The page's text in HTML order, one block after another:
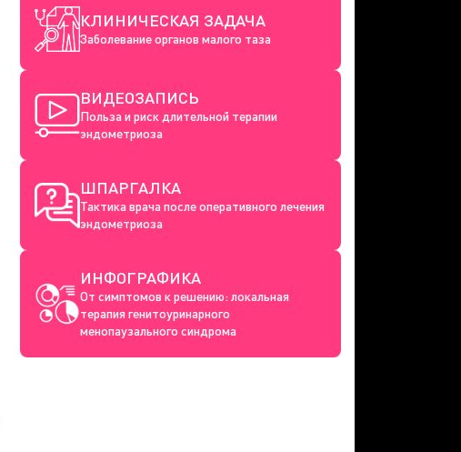
КЛИНИЧЕСКАЯ ЗАДАЧА
Заболевание органов малого таза
ВИДЕОЗАПИСЬ
Польза и риск длительной терапии
эндометриоза
ШПАРГАЛКА
Тактика врача после оперативного лечения
эндометриоза
ИНФОГРАФИКА
От симптомов к решению: локальная
терапия генитоуринарного
менопаузального синдрома